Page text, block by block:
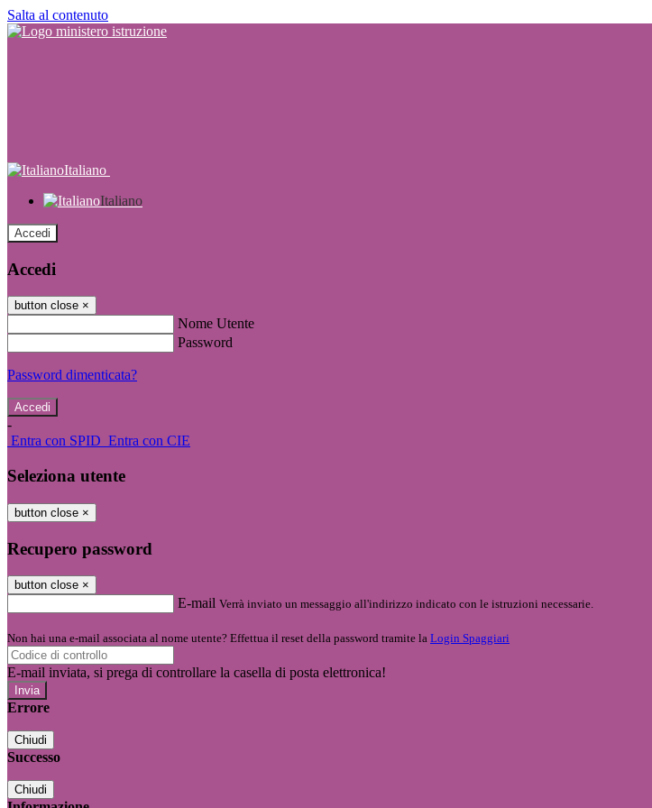
Salta al contenuto
Italiano
Italiano
Accedi
Accedi
button close ×
Nome Utente
Password
Password dimenticata?
-
Entra con SPID Entra con CIE
Seleziona utente
button close ×
Recupero password
button close ×
E-mail Verrà inviato un messaggio all'indirizzo indicato con le istruzioni necessarie.
Non hai una e-mail associata al nome utente? Effettua il reset della password tramite la Login Spaggiari
E-mail inviata, si prega di controllare la casella di posta elettronica!
Errore
Chiudi
Successo
Chiudi